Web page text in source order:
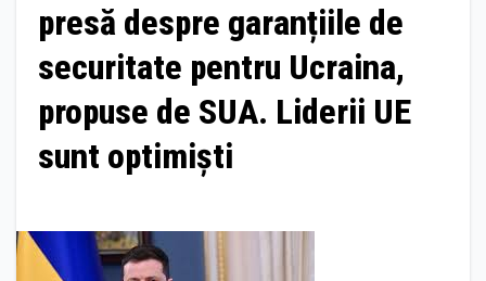
presă despre garanțiile de
securitate pentru Ucraina,
propuse de SUA. Liderii UE
sunt optimiști